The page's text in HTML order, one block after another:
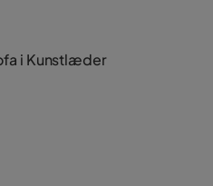
i Kunstlæder